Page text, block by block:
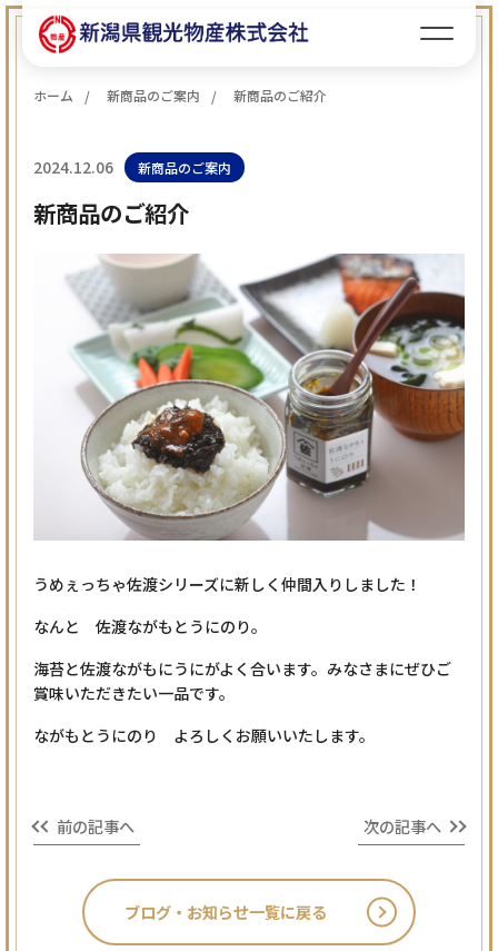
ホーム 新商品のご案内 新商品のご紹介
2024.12.06 新商品のご案内
新商品のご紹介
うめぇっちゃ佐渡シリーズに新しく仲間入りしました！
なんと 佐渡ながもとうにのり。
海苔と佐渡ながもにうにがよく合います。みなさまにぜひご
賞味いただきたい一品です。
ながもとうにのり よろしくお願いいたします。
前の記事へ 次の記事へ
ブログ・お知らせ一覧に戻る